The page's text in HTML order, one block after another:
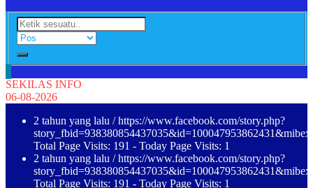
SEKILAS INFO
06-08-2026
2 tahun yang lalu / https://www.facebook.com/story.php?
Total Page Visits: 191 - Today Page Visits: 1
2 tahun yang lalu / https://www.facebook.com/story.php?
Total Page Visits: 191 - Today Page Visits: 1